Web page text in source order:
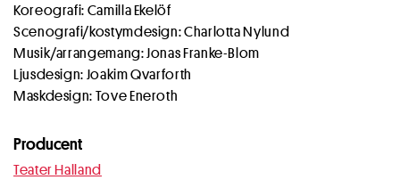
Koreografi: Camilla Ekelöf
Scenografi/kostymdesign: Charlotta Nylund
Musik/arrangemang: Jonas Franke-Blom
Ljusdesign: Joakim Qvarforth
Maskdesign: Tove Eneroth
Producent
Teater Halland